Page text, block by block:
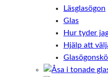
Läsglasögon
Glas
Hur tyder
Hjälp att